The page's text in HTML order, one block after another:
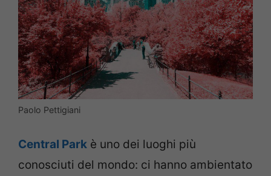
Paolo Pettigiani
Central Park è uno dei luoghi più
conosciuti del mondo: ci hanno ambientato